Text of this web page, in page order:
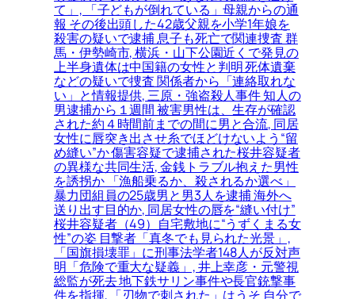
て」, 「子どもが倒れている」母親からの通
報 その後出頭した42歳父親を小学1年娘を
殺害の疑いで逮捕 息子も死亡で関連捜査 群
馬・伊勢崎市, 横浜・山下公園近くで発見の
上半身遺体は中国籍の女性と判明 死体遺棄
などの疑いで捜査 関係者から「連絡取れな
い」と情報提供, 三原・強盗殺人事件 知人の
男逮捕から１週間 被害男性は、生存が確認
された約４時間前までの間に男と合流, 同居
女性に唇突き出させ糸でほどけないよう“留
め縫い”か 傷害容疑で逮捕された桜井容疑者
の異様な共同生活, 金銭トラブル抱えた男性
を誘拐か 「漁船乗るか、殺されるか選べ」
暴力団組員の25歳男と男3人を逮捕 海外へ
送り出す目的か, 同居女性の唇を“縫い付け”
桜井容疑者（49）自宅敷地に“うずくまる女
性”の姿 目撃者「真冬でも見られた光景」,
「国旗損壊罪」に刑事法学者148人が反対声
明「危険で重大な疑義」, 井上幸彦・元警視
総監が死去 地下鉄サリン事件や長官銃撃事
件を指揮, 「刃物で刺された」はうそ 自分で